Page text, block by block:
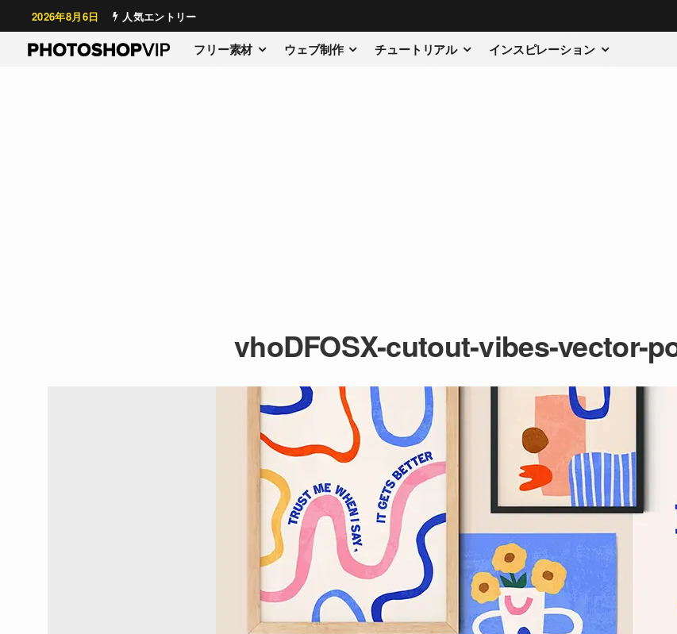
2026年8月6日 人気エントリー
フリー素材 ウェブ制作 チュートリアル インスピレーション
vhoDFOSX-cutout-vibes-vector-